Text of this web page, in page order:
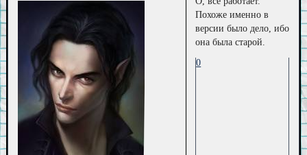
Похоже именно в
версии было дело, ибо
она была старой.
0